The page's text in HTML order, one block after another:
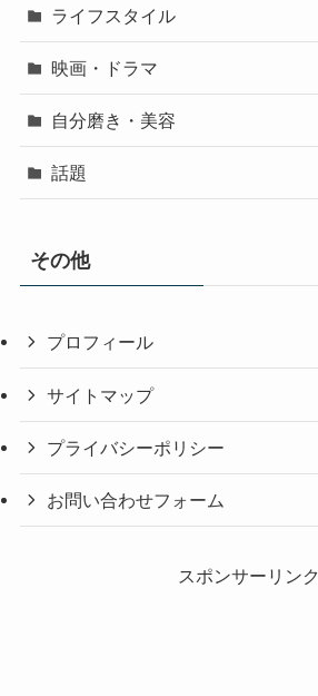
ライフスタイル
映画・ドラマ
自分磨き・美容
話題
その他
プロフィール
サイトマップ
プライバシーポリシー
お問い合わせフォーム
スポンサーリンク